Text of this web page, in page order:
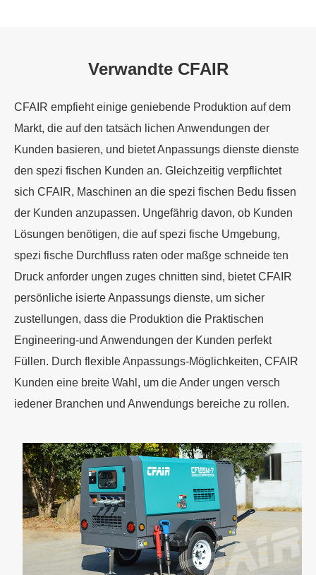
Verwandte CFAIR
CFAIR empfieht einige geniebende Produktion auf dem
Markt, die auf den tatsäch lichen Anwendungen der
Kunden basieren, und bietet Anpassungs dienste dienste
den spezi fischen Kunden an. Gleichzeitig verpflichtet
sich CFAIR, Maschinen an die spezi fischen Bedu fissen
der Kunden anzupassen. Ungefährig davon, ob Kunden
Lösungen benötigen, die auf spezi fische Umgebung,
spezi fische Durchfluss raten oder maßge schneide ten
Druck anforder ungen zuges chnitten sind, bietet CFAIR
persönliche isierte Anpassungs dienste, um sicher
zustellungen, dass die Produktion die Praktischen
Engineering-und Anwendungen der Kunden perfekt
Füllen. Durch flexible Anpassungs-Möglichkeiten, CFAIR
Kunden eine breite Wahl, um die Ander ungen versch
iedener Branchen und Anwendungs bereiche zu rollen.